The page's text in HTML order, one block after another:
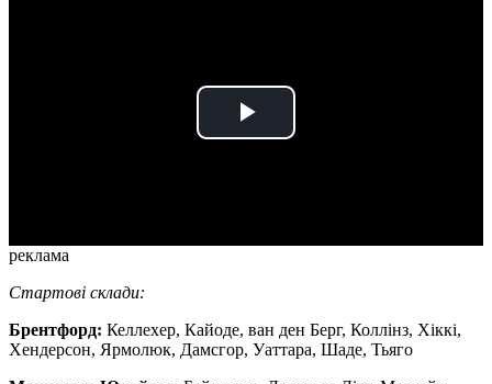
Play
реклама
Стартові склади:
Брентфорд: Келлехер, Кайоде, ван ден Берг, Коллінз, Хіккі,
Хендерсон, Ярмолюк, Дамсгор, Уаттара, Шаде, Тьяго